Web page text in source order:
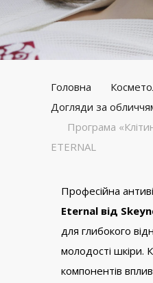
Головна
Догляди за
Програма
ETERNAL
Професійна
Eternal від
для глибокого
молодості шкіри.
компонентів